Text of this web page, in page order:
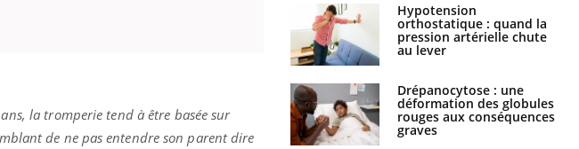
la tromperie tend à être basée sur
de ne pas entendre son parent dire
Hypotension
orthostatique : quand la
pression artérielle chute
au lever
Drépanocytose : une
déformation des globules
rouges aux conséquences
graves